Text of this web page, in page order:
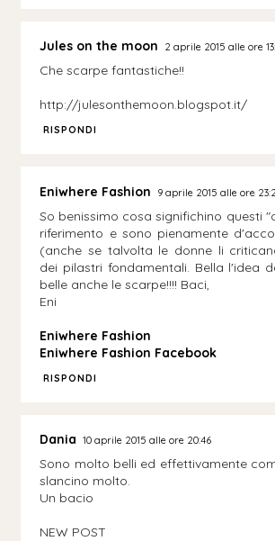
Jules on the moon 2 aprile 2015 alle ore
Che scarpe fantastiche!!
http://julesonthemoon.blogspot.it/
RISPONDI
Eniwhere Fashion 9 aprile 2015 alle ore
So benissimo cosa significhino questi
riferimento e sono pienamente
(anche se talvolta le donne li
dei pilastri fondamentali. Bella l'idea
belle anche le scarpe!!!! Baci,
Eni
Eniwhere Fashion
Eniwhere Fashion Facebook
RISPONDI
Dania 10 aprile 2015 alle ore 20:46
Sono molto belli ed effettivamente
slancino molto.
Un bacio
NEW POST